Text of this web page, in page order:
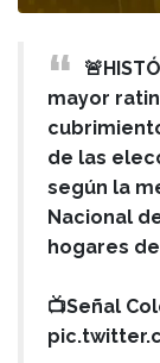
mayor
de las
según la
Nacional
hogares de
📺Señal